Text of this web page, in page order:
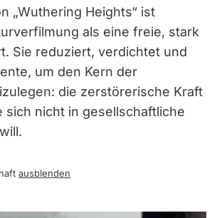
„Wuthering Heights“ ist
als eine freie, stark
Sie reduziert, verdichtet und
um den Kern der
die zerstörerische Kraft
sich nicht in gesellschaftliche
ausblenden